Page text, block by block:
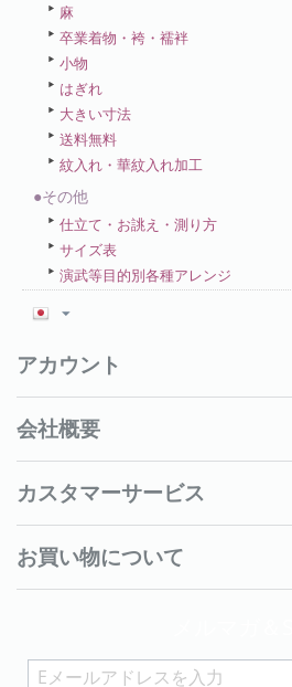
麻
卒業着物・袴・襦袢
小物
はぎれ
大きい寸法
送料無料
紋入れ・華紋入れ加工
●その他
仕立て・お誂え・測り方
サイズ表
演武等目的別各種アレンジ
アカウント
会社概要
カスタマーサービス
お買い物について